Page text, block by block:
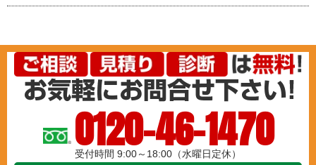
0120-46-1470
受付時間 9:00～18:00（水曜日定休）